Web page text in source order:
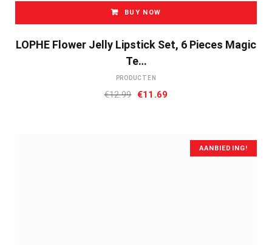
BUY NOW
LOPHE Flower Jelly Lipstick Set, 6 Pieces Magic
Te…
PRODUCTEN
€12.99 Oorspronkelijke
€11.69
€11.69.
AANBIEDING!